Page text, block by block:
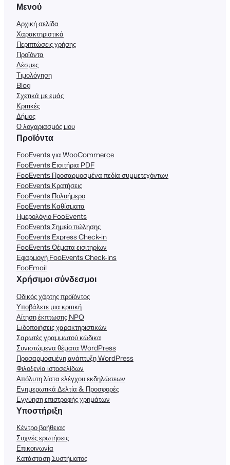
η
τ
α
Μενού
Αρχική σελίδα
Χαρακτηριστικά
Περιπτώσεις χρήσης
Προϊόντα
Δέσμες
Τιμολόγηση
Blog
Σχετικά με εμάς
Κριτικές
Δήμος
Ο λογαριασμός μου
Προϊόντα
FooEvents για WooCommerce
FooEvents Εισιτήρια PDF
FooEvents Προσαρμοσμένα πεδία συμμετεχόντων
FooEvents Κρατήσεις
FooEvents Πολυήμερο
FooEvents Καθίσματα
Ημερολόγιο FooEvents
FooEvents Σημείο πώλησης
FooEvents Express Check-in
FooEvents Θέματα εισιτηρίων
Εφαρμογή FooEvents Check-ins
FooEmail
Χρήσιμοι σύνδεσμοι
Οδικός χάρτης προϊόντος
Υποβάλετε μια κριτική
Αίτηση έκπτωσης NPO
Ειδοποιήσεις χαρακτηριστικών
Σαρωτές γραμμωτού κώδικα
Συνιστώμενα θέματα WordPress
Προσαρμοσμένη ανάπτυξη WordPress
Φιλοξενία ιστοσελίδων
Απόλυτη λίστα ελέγχου εκδηλώσεων
Ενημερωτικά Δελτία & Προσφορές
Εγγύηση επιστροφής χρημάτων
Υποστήριξη
Κέντρο βοήθειας
Συχνές ερωτήσεις
Επικοινωνία
Κατάσταση Συστήματος